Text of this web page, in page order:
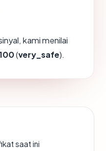
kami menilai
(very_safe).
saat ini